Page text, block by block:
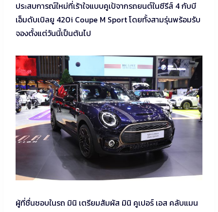
ประสบการณ์ใหม่ที่เร้าใจแบบคูเป้จากรถยนต์ในซีรีส์ 4 กับบี
เอ็มดับเบิลยู 420i Coupe M Sport โดยทั้งสามรุ่นพร้อมรับ
จองตั้งแต่วันนี้เป็นต้นไป
ผู้ที่ชื่นชอบในรถ มินิ เตรียมสัมผัส มินิ คูเปอร์ เอส คลับแมน